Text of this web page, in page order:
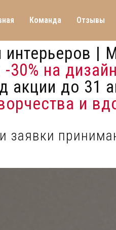
Команда Отзывы
заявки
интерьеров |
30% на
акции до 31
и